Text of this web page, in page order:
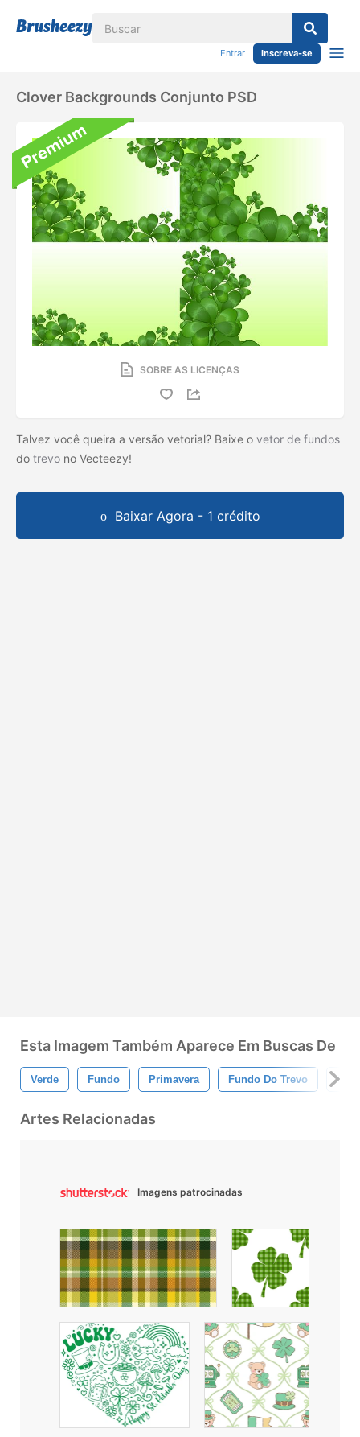
Entrar Inscreva-se
Clover Backgrounds Conjunto PSD
SOBRE AS LICENÇAS
Talvez você queira a versão vetorial? Baixe o vetor de fundos
do trevo no Vecteezy!
Baixar Agora - 1 crédito
Esta Imagem Também Aparece Em Buscas De
Verde Fundo Primavera Fundo Do Trevo São
Artes Relacionadas
Imagens patrocinadas